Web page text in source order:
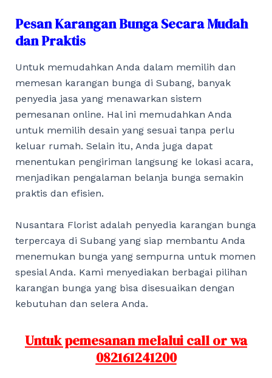
Pesan Karangan Bunga Secara Mudah
dan Praktis
Untuk memudahkan Anda dalam memilih dan
memesan karangan bunga di Subang, banyak
penyedia jasa yang menawarkan sistem
pemesanan online. Hal ini memudahkan Anda
untuk memilih desain yang sesuai tanpa perlu
keluar rumah. Selain itu, Anda juga dapat
menentukan pengiriman langsung ke lokasi acara,
menjadikan pengalaman belanja bunga semakin
praktis dan efisien.
Nusantara Florist adalah penyedia karangan bunga
terpercaya di Subang yang siap membantu Anda
menemukan bunga yang sempurna untuk momen
spesial Anda. Kami menyediakan berbagai pilihan
karangan bunga yang bisa disesuaikan dengan
kebutuhan dan selera Anda.
Untuk pemesanan melalui call or wa
082161241200